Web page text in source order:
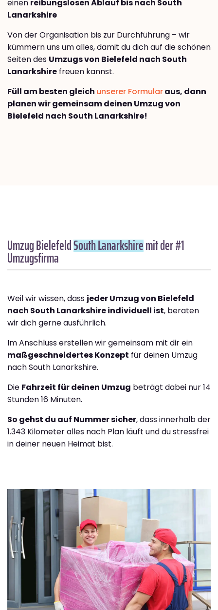
einen reibungslosen Ablauf bis nach South
Lanarkshire
Von der Organisation bis zur Durchführung – wir
kümmern uns um alles, damit du dich auf die schönen
Seiten des Umzugs von Bielefeld nach South
Lanarkshire freuen kannst.
Füll am besten gleich unserer Formularaus, dann
planen wir gemeinsam deinen Umzug von
Bielefeld nach South Lanarkshire!
Umzug BielefeldSouth Lanarkshiremit der #1
Umzugsfirma
Weil wir wissen, dass jeder Umzug von Bielefeld
nach South Lanarkshire individuell ist, beraten
wir dich gerne ausführlich.
Im Anschluss erstellen wir gemeinsam mit dir ein
maßgeschneidertes Konzept für deinen Umzug
nach South Lanarkshire.
Die Fahrzeit für deinen Umzug beträgt dabei nur 14
Stunden 16 Minuten.
So gehst du auf Nummer sicher, dass innerhalb der
1.343 Kilometer alles nach Plan läuft und du stressfrei
in deiner neuen Heimat bist.